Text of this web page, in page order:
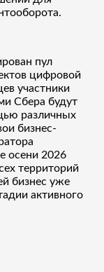
пул
цифровой
участники
Сбера будут
различных
бизнес-
осени 2026
территорий
бизнес уже
активного